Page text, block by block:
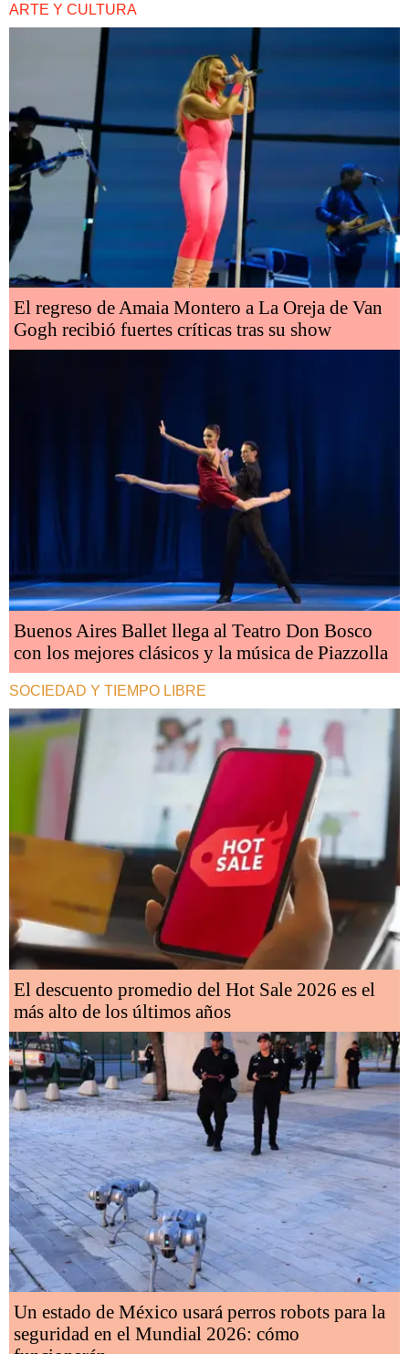
ARTE Y CULTURA
El regreso de Amaia Montero a La Oreja de Van
Gogh recibió fuertes críticas tras su show
Buenos Aires Ballet llega al Teatro Don Bosco
con los mejores clásicos y la música de Piazzolla
SOCIEDAD Y TIEMPO LIBRE
El descuento promedio del Hot Sale 2026 es el
más alto de los últimos años
Un estado de México usará perros robots para la
seguridad en el Mundial 2026: cómo